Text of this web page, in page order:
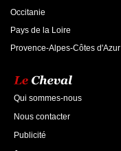
Occitanie
Pays de la Loire
Provence-Alpes-Côtes d'Azur
Qui sommes-nous
Nous contacter
Publicité